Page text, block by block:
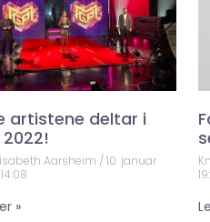
artistene deltar i
2022!
Aarsheim 10. januar
»